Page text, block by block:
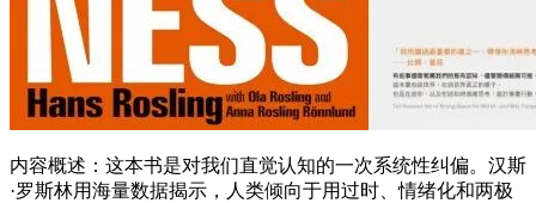
内容概述：这本书是对我们直觉认知的一次系统性纠偏。汉斯
·罗斯林用海量数据揭示，人类倾向于用过时、情绪化和两极